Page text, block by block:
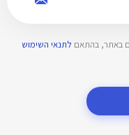
באתר, בהתאם לתנאי השימוש